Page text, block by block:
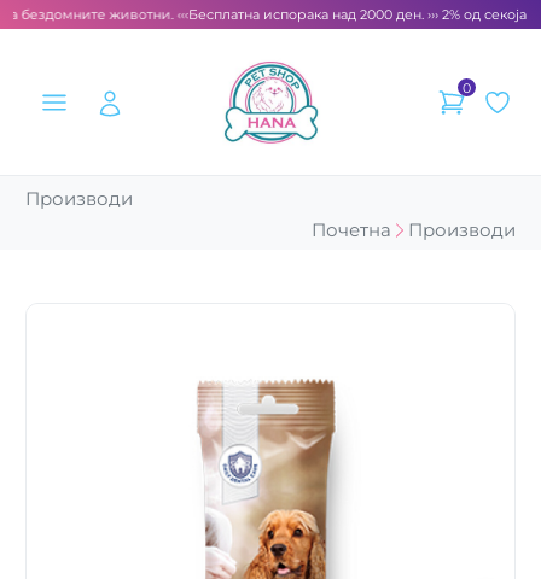
бездомните животни. ‹‹‹ Бесплатна испорака над 2000 ден. ››› 2% од секоја
0
Производи
Почетна
Производи